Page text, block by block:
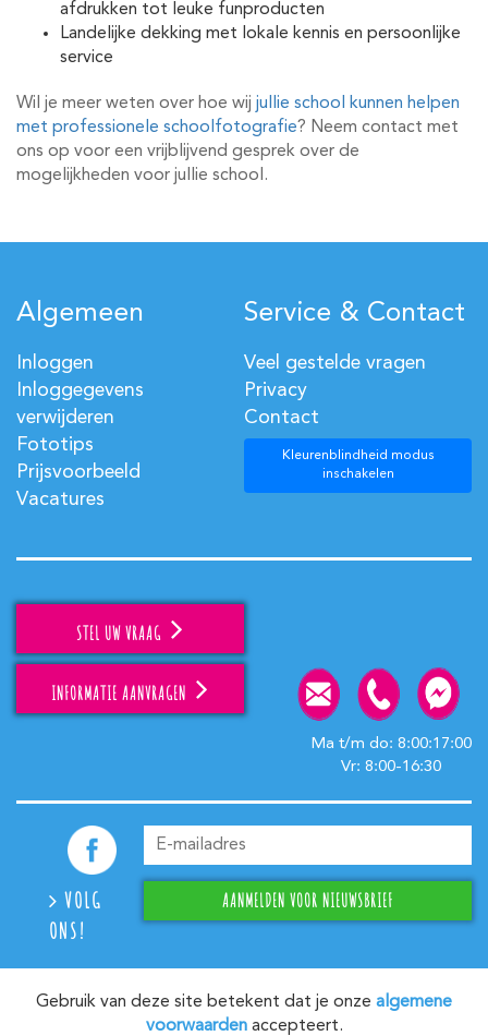
afdrukken tot leuke funproducten
Landelijke dekking met lokale kennis en persoonlijke
service
Wil je meer weten over hoe wij jullie school kunnen helpen
met professionele schoolfotografie? Neem contact met
ons op voor een vrijblijvend gesprek over de
mogelijkheden voor jullie school.
Algemeen
Inloggen
Inloggegevens
verwijderen
Fototips
Prijsvoorbeeld
Vacatures
Service & Contact
Veel gestelde vragen
Privacy
Contact
Kleurenblindheid modus
inschakelen
STEL UW VRAAG
INFORMATIE AANVRAGEN
Ma t/m do: 8:00:17:00
Vr: 8:00-16:30
VOLG
ONS!
Gebruik van deze site betekent dat je onze algemene
voorwaardenaccepteert.